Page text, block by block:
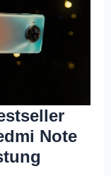
Note